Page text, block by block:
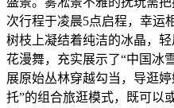
次行程于凌晨5点启程，幸运
树枝上凝结着纯洁的冰晶，
花漫舞，充实展示了“中国冰
展原始丛林穿越勾当，导逛
托”的组合旅逛模式，既可以